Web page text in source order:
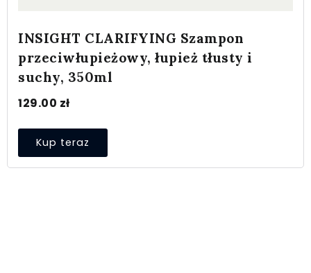
INSIGHT CLARIFYING Szampon
przeciwłupieżowy, łupież tłusty i
suchy, 350ml
129.00 zł
Kup teraz